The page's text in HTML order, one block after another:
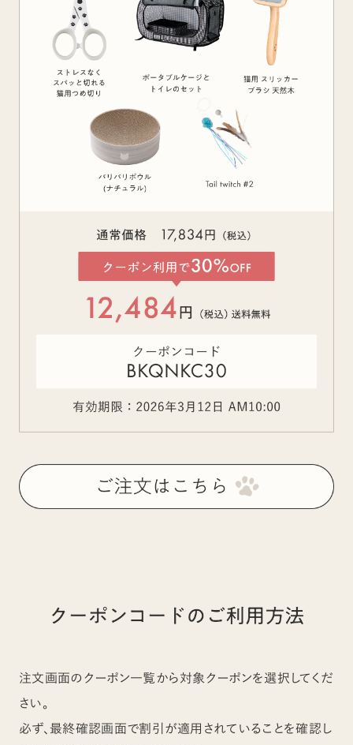
注文画面のクーポン一覧から対象クーポンを選択してくだ
さい。
必ず、最終確認画面で割引が適用されていることを確認し